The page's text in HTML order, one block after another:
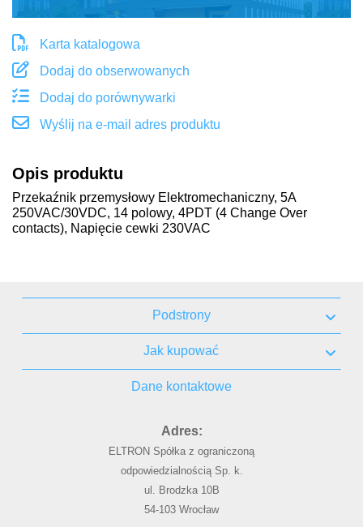
Karta katalogowa
Dodaj do obserwowanych
Dodaj do porównywarki
Wyślij na e-mail adres produktu
Opis produktu
Przekaźnik przemysłowy Elektromechaniczny, 5A
250VAC/30VDC, 14 polowy, 4PDT (4 Change Over
contacts), Napięcie cewki 230VAC
Podstrony
Jak kupować
Dane kontaktowe
Adres:
ELTRON Spółka z ograniczoną
odpowiedzialnością Sp. k.
ul. Brodzka 10B
54-103 Wrocław